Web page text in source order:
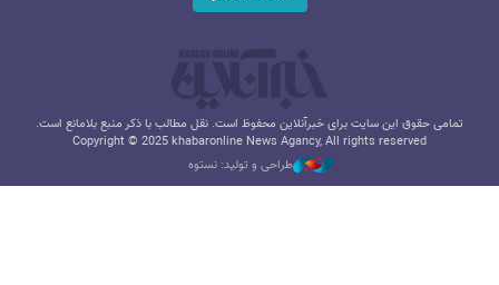
تمامی حقوق این سایت برای خبرآنلاین محفوظ است. نقل مطالب با ذکر منبع بلامانع است.
Copyright © 2025 khabaronline News Agancy, All rights reserved
طراحی و تولید: نستوه